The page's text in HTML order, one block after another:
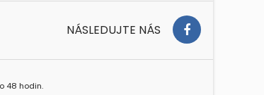
NÁSLEDUJTE NÁS
48 hodin.